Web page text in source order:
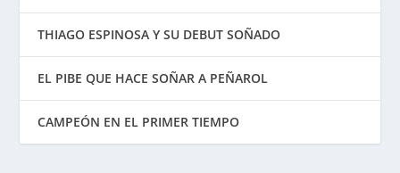
THIAGO ESPINOSA Y SU DEBUT SOÑADO
EL PIBE QUE HACE SOÑAR A PEÑAROL
CAMPEÓN EN EL PRIMER TIEMPO